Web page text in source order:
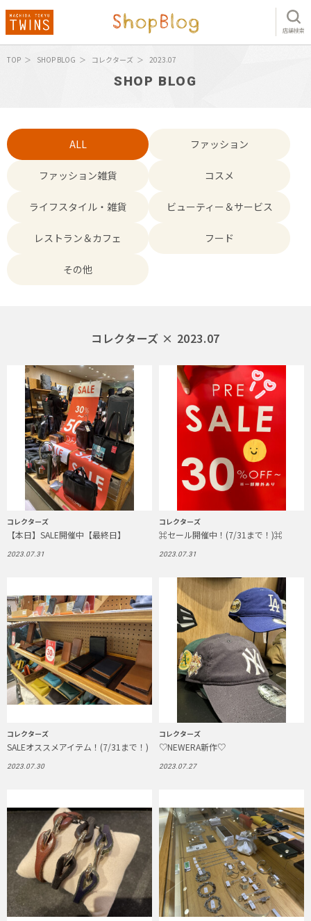
店舗検索
TOP SHOP BLOG コレクターズ 2023.07
SHOP BLOG
ALL ファッション
ファッション雑貨 コスメ
ライフスタイル・雑貨 ビューティー＆サービス
レストラン＆カフェ フード
その他
コレクターズ × 2023.07
コレクターズ
【本日】SALE開催中【最終日】
2023.07.31
コレクターズ
⌘セール開催中！(7/31まで！)⌘
2023.07.31
コレクターズ
SALEオススメアイテム！(7/31まで！)
2023.07.30
コレクターズ
♡NEWERA新作♡
2023.07.27